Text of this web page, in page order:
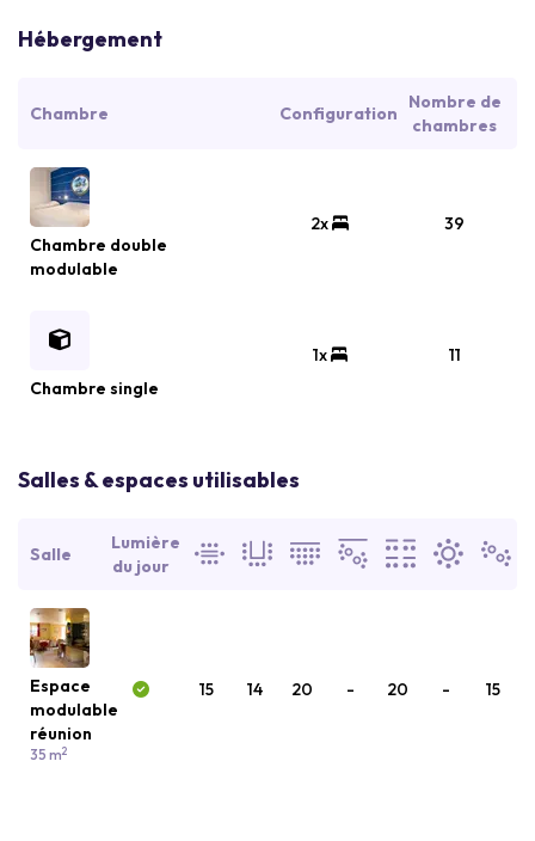
Hébergement
Chambre Configuration
Nombre de
chambres
Chambre double
modulable
2x 39
Chambre single
1x 11
Salles & espaces utilisables
Salle
Lumière
du jour
Espace
modulable
réunion
35 m2
15 14 20 - 20 - 15